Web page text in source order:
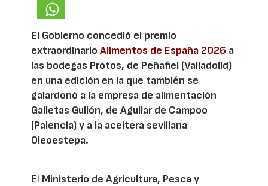
El Gobierno concedió el premio
extraordinarioAlimentos de España 2026 a
las bodegas Protos, de Peñafiel (Valladolid)
en una edición en la que también se
galardonó a la empresa de alimentación
Galletas Gullón, de Aguilar de Campoo
(Palencia) y a la aceitera sevillana
Oleoestepa.
El Ministerio de Agricultura, Pesca y